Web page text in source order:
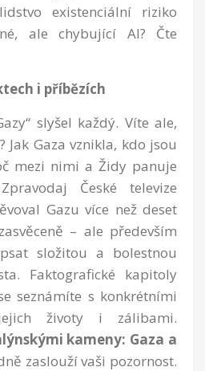
existenciální riziko
ale chybující AI? Čte
i příbězích
slyšel každý. Víte ale,
Jak Gaza vznikla, kdo jsou
mezi nimi a Židy panuje
České televize
Gazu více než deset
– ale především
složitou a bolestnou
Faktografické kapitoly
seznámíte s konkrétními
životy i zálibami.
kameny: Gaza a
zaslouží vaši pozornost.